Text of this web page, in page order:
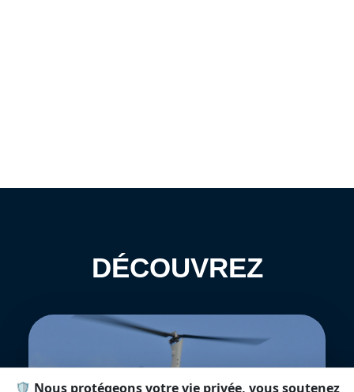
🛡️ Nous protégeons votre vie privée, vous soutenez
DÉCOUVREZ